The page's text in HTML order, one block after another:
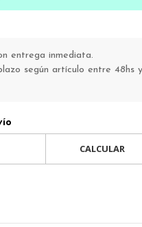
entrega inmediata.
según artículo entre 48hs y
CALCULAR